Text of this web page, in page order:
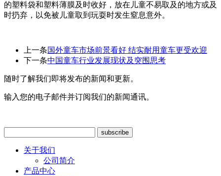
的塑料袋和塑料薄膜及时收好，放在儿童不易取及的地方或及
时扔弃，以免被儿童取到玩耍时发生窒息意外。
上一条国外童车市场前景看好 结实耐用童车更受欢迎
下一条中国童车行业发展现状及突围思考
随时了解我们即将发布的新闻和更新。
输入您的电子邮件并订阅我们的新闻通讯。
关于我们
公司简介
产品中心